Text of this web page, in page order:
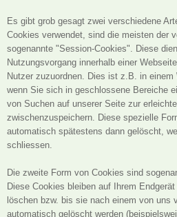
Es gibt grob gesagt zwei verschiedene
Cookies verwendet, sind die meisten der
sogenannte "Session-Cookies". Diese
Nutzungsvorgang innerhalb einer
Nutzer zuzuordnen. Dies ist z.B. in
wenn Sie sich in geschlossene Bereiche
von Suchen auf unserer Seite zur
zwischenzuspeichern. Diese spezielle
automatisch spätestens dann gelöscht,
schliessen.
Die zweite Form von Cookies sind
Diese Cookies bleiben auf Ihrem
löschen bzw. bis sie nach einem von uns
automatisch gelöscht werden